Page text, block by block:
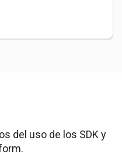
del uso de los SDK y